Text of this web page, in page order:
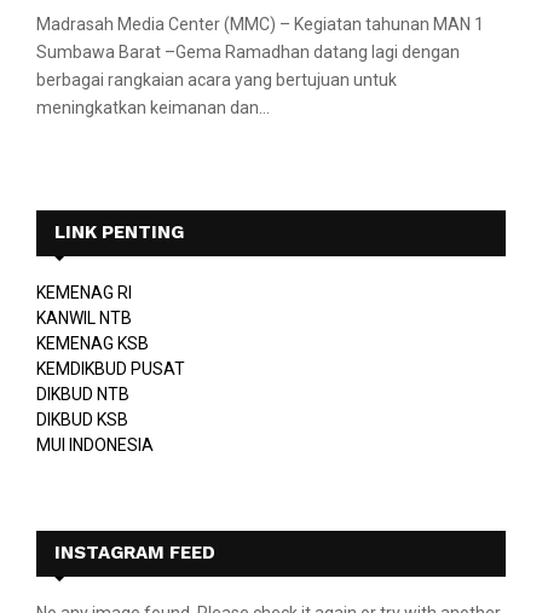
Madrasah Media Center (MMC) – Kegiatan tahunan MAN 1
Sumbawa Barat –Gema Ramadhan datang lagi dengan
berbagai rangkaian acara yang bertujuan untuk
meningkatkan keimanan dan...
LINK PENTING
KEMENAG RI
KANWIL NTB
KEMENAG KSB
KEMDIKBUD PUSAT
DIKBUD NTB
DIKBUD KSB
MUI INDONESIA
INSTAGRAM FEED